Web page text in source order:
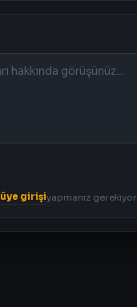
üye girişiyapmanız gerekiyor.